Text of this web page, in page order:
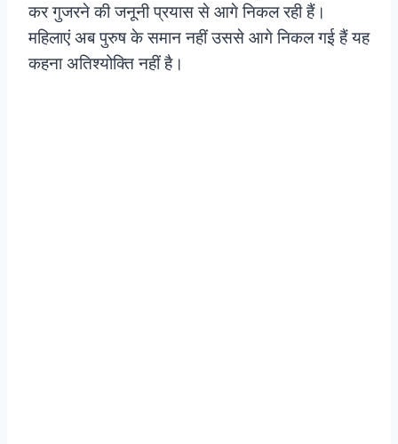
कर गुजरने की जनूनी प्रयास से आगे निकल रही हैं।
महिलाएं अब पुरुष के समान नहीं उससे आगे निकल गई हैं यह
कहना अतिश्योक्ति नहीं है।